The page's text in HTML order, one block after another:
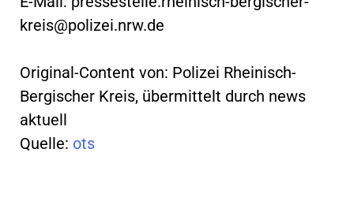
kreis@polizei.nrw.de
Original-Content von: Polizei Rheinisch-
Bergischer Kreis, übermittelt durch news
aktuell
Quelle: ots